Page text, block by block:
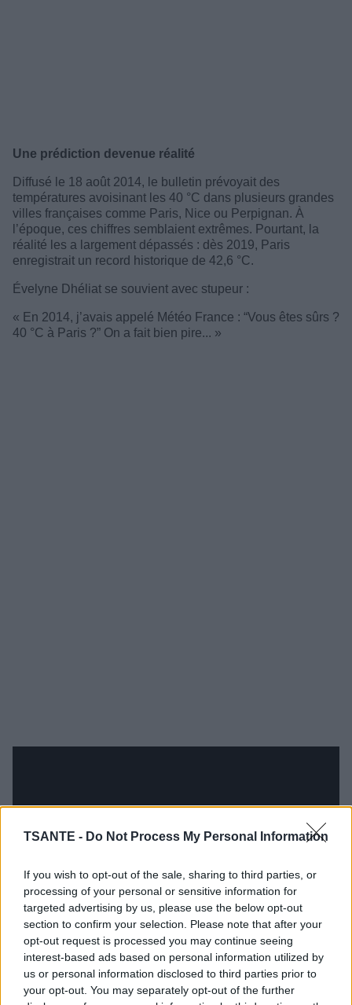
TSANTE - Do Not Process My Personal Information
If you wish to opt-out of the sale, sharing to third parties, or
processing of your personal or sensitive information for
targeted advertising by us, please use the below opt-out
section to confirm your selection. Please note that after your
opt-out request is processed you may continue seeing
interest-based ads based on personal information utilized by
us or personal information disclosed to third parties prior to
your opt-out. You may separately opt-out of the further
Une prédiction devenue réalité
Diffusé le 18 août 2014, le bulletin prévoyait des
températures avoisinant les 40 °C dans plusieurs grandes
villes françaises comme Paris, Nice ou Perpignan. À
l’époque, ces chiffres semblaient extrêmes. Pourtant, la
réalité les a largement dépassés : dès 2019, Paris
enregistrait un record historique de 42,6 °C.
Évelyne Dhéliat se souvient avec stupeur :
« En 2014, j’avais appelé Météo France : “Vous êtes sûrs ?
40 °C à Paris ?” On a fait bien pire... »
Un avertissement trop vite oublié